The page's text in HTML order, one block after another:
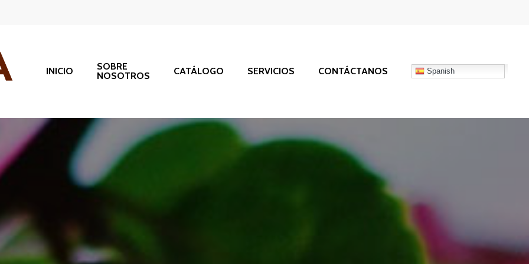
INICIO
SOBRE
NOSOTROS
CATÁLOGO SERVICIOS CONTÁCTANOS Spanish